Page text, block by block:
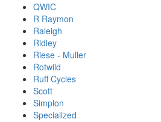
QWIC
R Raymon
Raleigh
Ridley
Riese - Muller
Rotwild
Ruff Cycles
Scott
Simplon
Specialized